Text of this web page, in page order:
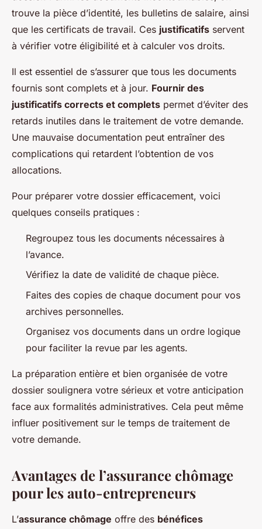
trouve la pièce d’identité, les bulletins de salaire, ainsi
que les certificats de travail. Ces justificatifs servent
à vérifier votre éligibilité et à calculer vos droits.
Il est essentiel de s’assurer que tous les documents
fournis sont complets et à jour. Fournir des
justificatifs corrects et complets permet d’éviter des
retards inutiles dans le traitement de votre demande.
Une mauvaise documentation peut entraîner des
complications qui retardent l’obtention de vos
allocations.
Pour préparer votre dossier efficacement, voici
quelques conseils pratiques :
Regroupez tous les documents nécessaires à
l’avance.
Vérifiez la date de validité de chaque pièce.
Faites des copies de chaque document pour vos
archives personnelles.
Organisez vos documents dans un ordre logique
pour faciliter la revue par les agents.
La préparation entière et bien organisée de votre
dossier soulignera votre sérieux et votre anticipation
face aux formalités administratives. Cela peut même
influer positivement sur le temps de traitement de
votre demande.
Avantages de l’assurance chômage
pour les auto-entrepreneurs
L’assurance chômage offre des bénéfices